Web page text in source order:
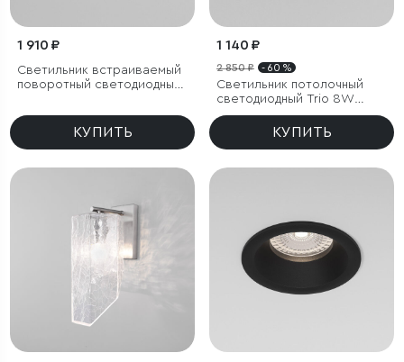
1 910 ₽
Светильник встраиваемый
поворотный светодиодный
Bell 8W 4000K белый
КУПИТЬ
1 140 ₽
2 850 ₽ - 60 %
Светильник потолочный
светодиодный Trio 8W
3000K черный
КУПИТЬ